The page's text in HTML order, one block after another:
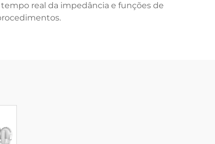
real da impedância e funções de